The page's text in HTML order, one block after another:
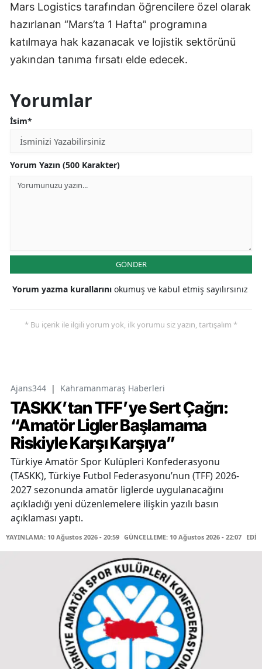
Mars Logistics tarafından öğrencilere özel olarak
hazırlanan “Mars’ta 1 Hafta” programına
katılmaya hak kazanacak ve lojistik sektörünü
yakından tanıma fırsatı elde edecek.
Yorumlar
İsim*
Yorum Yazın (500 Karakter)
GÖNDER
Yorum yazma kurallarını okumuş ve kabul etmiş sayılırsınız
* Bu içerik ile ilgili yorum yok, ilk yorumu siz yazın, tartışalım *
Ajans344 | Kahramanmaraş Haberleri
TASKK’tan TFF’ye Sert Çağrı:
“Amatör Ligler Başlamama
Riskiyle Karşı Karşıya”
Türkiye Amatör Spor Kulüpleri Konfederasyonu
(TASKK), Türkiye Futbol Federasyonu’nun (TFF) 2026-
2027 sezonunda amatör liglerde uygulanacağını
açıkladığı yeni düzenlemelere ilişkin yazılı basın
açıklaması yaptı.
YAYINLAMA: 10 Ağustos 2026 - 20:59 GÜNCELLEME: 10 Ağustos 2026 - 22:07